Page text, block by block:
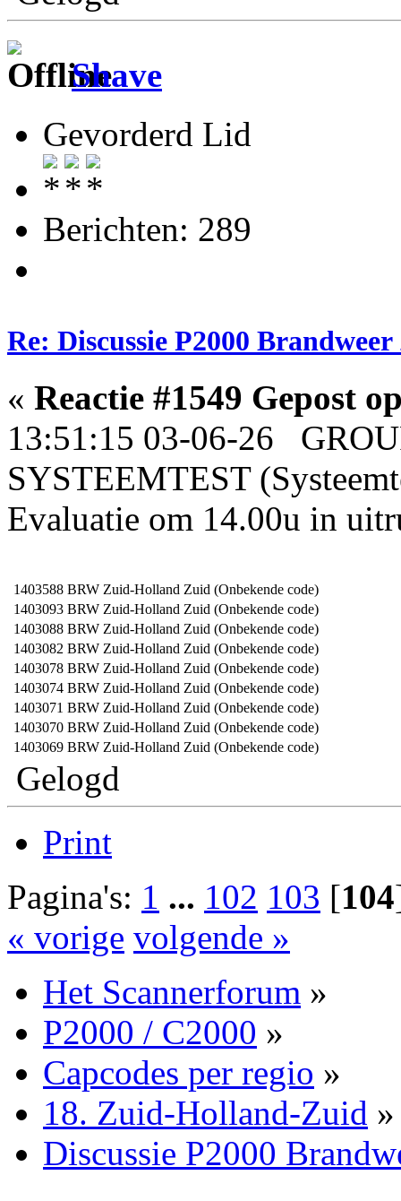
Shave
Gevorderd Lid
Berichten: 289
Re: Discussie P2000
« Reactie #1549 Gepost
13:51:15 03-06-26
SYSTEEMTEST
Evaluatie om 14.00u in
1403588 BRW Zuid-Holland Zuid (Onbekende code)
1403093 BRW Zuid-Holland Zuid (Onbekende code)
1403088 BRW Zuid-Holland Zuid (Onbekende code)
1403082 BRW Zuid-Holland Zuid (Onbekende code)
1403078 BRW Zuid-Holland Zuid (Onbekende code)
1403074 BRW Zuid-Holland Zuid (Onbekende code)
1403071 BRW Zuid-Holland Zuid (Onbekende code)
1403070 BRW Zuid-Holland Zuid (Onbekende code)
1403069 BRW Zuid-Holland Zuid (Onbekende code)
Gelogd
Print
Pagina's: 1 ... 102 103 [104
« vorige volgende »
Het Scannerforum »
P2000 / C2000 »
Capcodes per regio »
18. Zuid-Holland-Zuid »
Discussie P2000